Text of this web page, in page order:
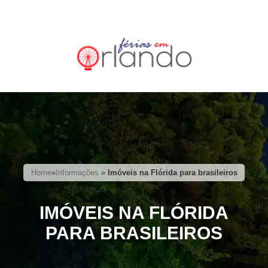
Home»Informações » Imóveis na Flórida para brasileiros
IMÓVEIS NA FLÓRIDA
PARA BRASILEIROS